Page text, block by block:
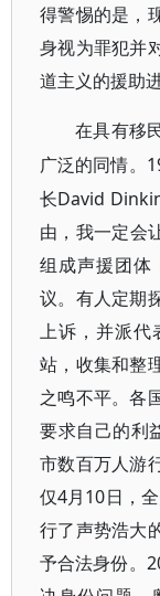
得警惕的是，
身视为罪犯并
道主义的援助
在具有移
广泛的同情。
长David
由，我一定会
组成声援团体
议。有人定期
上诉，并派代
站，收集和整
之鸣不平。各
要求自己的利
市数百万人游
仅4月10日，
行了声势浩大
予合法身份。